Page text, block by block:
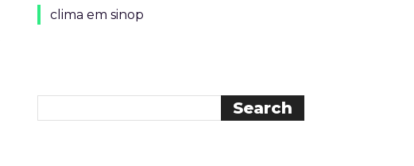
clima em sinop